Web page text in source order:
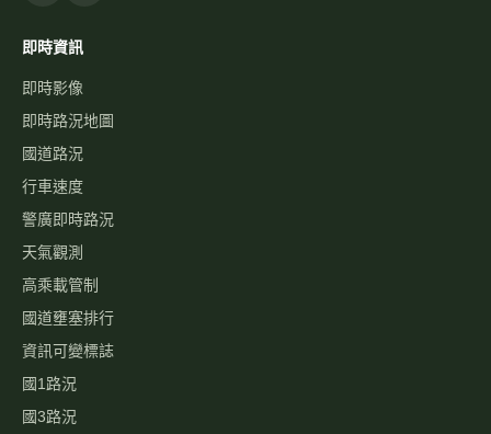
即時資訊
即時影像
即時路況地圖
國道路況
行車速度
警廣即時路況
天氣觀測
高乘載管制
國道壅塞排行
資訊可變標誌
國1路況
國3路況